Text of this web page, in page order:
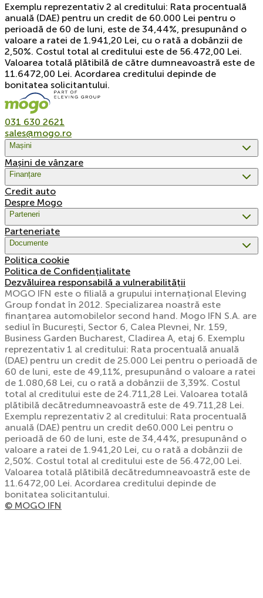
Exemplu reprezentativ 2 al creditului: Rata procentuală
anuală (DAE) pentru un credit de 60.000 Lei pentru o
perioadă de 60 de luni, este de 34,44%, presupunând o
valoare a ratei de 1.941,20 Lei, cu o rată a dobânzii de
2,50%. Costul total al creditului este de 56.472,00 Lei.
Valoarea totală plătibilă de către dumneavoastră este de
11.6472,00 Lei. Acordarea creditului depinde de
bonitatea solicitantului.
031 630 2621
sales@mogo.ro
Mașini
Mașini de vânzare
Finanțare
Credit auto
Despre Mogo
Parteneri
Parteneriate
Documente
Politica cookie
Politica de Confidențialitate
Dezvăluirea responsabilă a vulnerabilității
MOGO IFN este o filială a grupului internațional Eleving
Group fondat în 2012. Specializarea noastră este
finanțarea automobilelor second hand. Mogo IFN S.A. are
sediul în București, Sector 6, Calea Plevnei, Nr. 159,
Business Garden Bucharest, Cladirea A, etaj 6. Exemplu
reprezentativ 1 al creditului: Rata procentuală anuală
(DAE) pentru un credit de 25.000 Lei pentru o perioadă de
60 de luni, este de 49,11%, presupunând o valoare a ratei
de 1.080,68 Lei, cu o rată a dobânzii de 3,39%. Costul
total al creditului este de 24.711,28 Lei. Valoarea totală
plătibilă decătredumneavoastră este de 49.711,28 Lei.
Exemplu reprezentativ 2 al creditului: Rata procentuală
anuală (DAE) pentru un credit de60.000 Lei pentru o
perioadă de 60 de luni, este de 34,44%, presupunând o
valoare a ratei de 1.941,20 Lei, cu o rată a dobânzii de
2,50%. Costul total al creditului este de 56.472,00 Lei.
Valoarea totală plătibilă decătredumneavoastră este de
11.6472,00 Lei. Acordarea creditului depinde de
bonitatea solicitantului.
© MOGO IFN